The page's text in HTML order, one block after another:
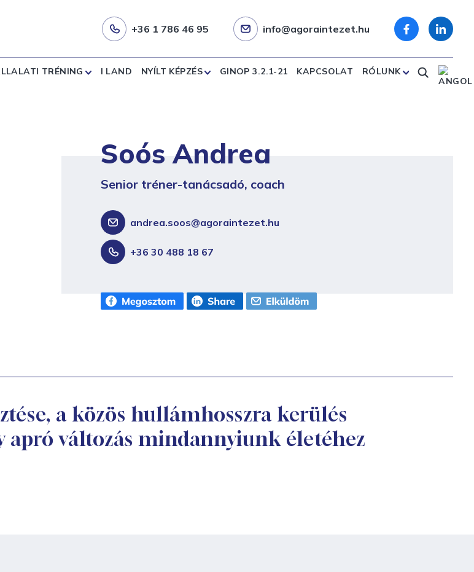
+36 1 786 46 95 info@agoraintezet.hu
TRÉNING I LAND NYÍLT KÉPZÉS GINOP 3.2.1-21 KAPCSOLAT RÓLUNK
Soós Andrea
Senior tréner-tanácsadó, coach
andrea.soos@agoraintezet.hu
+36 30 488 18 67
a közös hullámhosszra kerülés
apró változás mindannyiunk életéhez